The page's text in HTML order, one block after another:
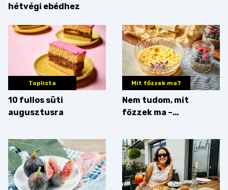
hétvégi ebédhez
Toplista
10 fullos süti
augusztusra
Mit főzzek ma?
Nem tudom, mit
főzzek ma –